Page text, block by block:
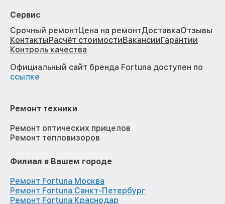
Сервис
Срочный ремонтЦена на ремонтДоставкаОтзывы
КонтактыРасчёт стоимостиВакансииГарантии
Контроль качества
Официальный сайт бренда Fortuna доступен по
ссылке
Ремонт техники
Ремонт оптических прицелов
Ремонт тепловизоров
Филиал в Вашем городе
Ремонт Fortuna Москва
Ремонт Fortuna Санкт-Петербург
Ремонт Fortuna Краснодар